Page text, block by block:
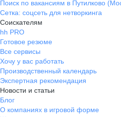
Поиск по вакансиям в Путилково
Сетка: соцсеть для нетворкинга
Соискателям
hh PRO
Готовое резюме
Все сервисы
Хочу у вас работать
Производственный календарь
Экспертная рекомендация
Новости и статьи
Блог
О компаниях в игровой форме